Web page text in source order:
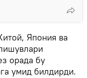
Япония ва
орада бу
умид билдирди.